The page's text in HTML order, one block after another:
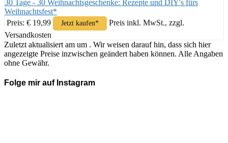
30 Tage - 30 Weihnachtsgeschenke: Rezepte und DIY's fürs
Weihnachtsfest*
Preis: € 19,99
Jetzt kaufen*
Preis inkl. MwSt., zzgl.
Versandkosten
Zuletzt aktualisiert am um . Wir weisen darauf hin, dass sich hier
angezeigte Preise inzwischen geändert haben können. Alle Angaben
ohne Gewähr.
Folge mir auf Instagram